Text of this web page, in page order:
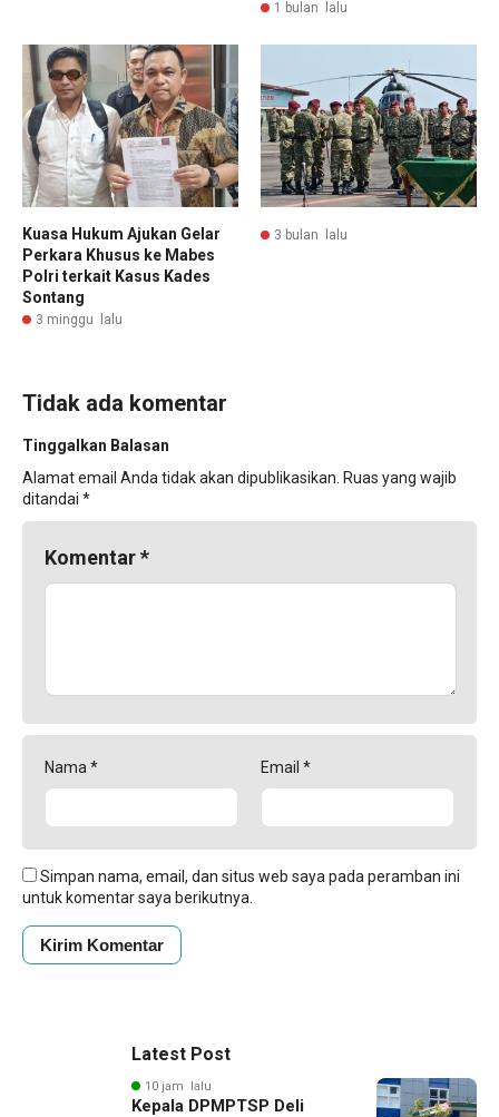
1 bulan lalu
Kuasa Hukum Ajukan Gelar
Perkara Khusus ke Mabes
Polri terkait Kasus Kades
Sontang
3 minggu lalu
3 bulan lalu
Tidak ada komentar
Tinggalkan Balasan
Alamat email Anda tidak akan dipublikasikan. Ruas yang wajib
ditandai *
Komentar*
Nama * Email *
Simpan nama, email, dan situs web saya pada peramban ini
untuk komentar saya berikutnya.
Latest Post
10 jam lalu
Kepala DPMPTSP Deli